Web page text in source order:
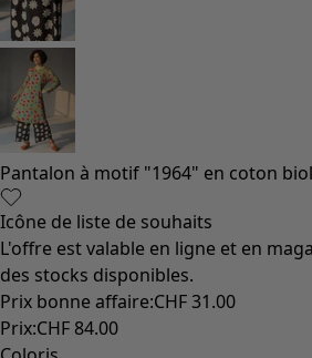
Collections
Dans l'univers du kimono
Monsoon
Étendues champêtres
Coimbatore
Les classiques de Gudrun
Des tournesols pour le HCR